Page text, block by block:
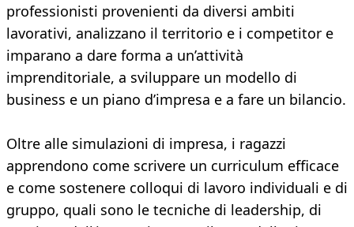
professionisti provenienti da diversi ambiti
lavorativi, analizzano il territorio e i competitor e
imparano a dare forma a un’attività
imprenditoriale, a sviluppare un modello di
business e un piano d’impresa e a fare un bilancio.
Oltre alle simulazioni di impresa, i ragazzi
apprendono come scrivere un curriculum efficace
e come sostenere colloqui di lavoro individuali e di
gruppo, quali sono le tecniche di leadership, di